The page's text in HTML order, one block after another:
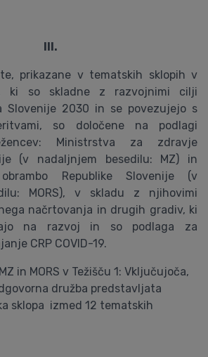
III.
prikazane v tematskih sklopih v
ki so skladne z razvojnimi cilji
Slovenije 2030 in se povezujejo s
so določene na podlagi
Ministrstva za zdravje
(v nadaljnjem besedilu: MZ) in
Republike Slovenije (v
MORS), v skladu z njihovimi
načrtovanja in drugih gradiv, ki
na razvoj in so podlaga za
CRP COVID-19.
in MORS v Težišču 1: Vključujoča,
družba predstavljata
sklopa izmed 12 tematskih